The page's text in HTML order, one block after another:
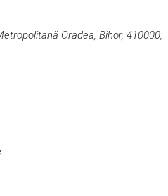
Oradea, Bihor, 410000,